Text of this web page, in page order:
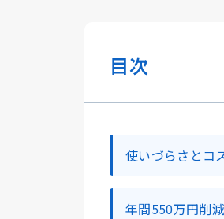
目次
使いづらさとコ
年間550万円削